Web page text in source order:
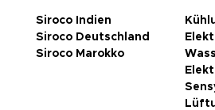
Siroco Indien
Siroco Deutschland
Siroco Marokko